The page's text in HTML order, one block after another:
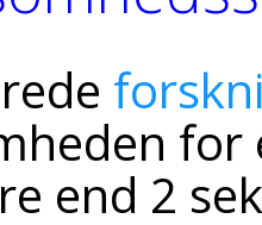
for
end 2